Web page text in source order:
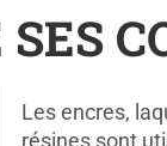
Les encres,
résines sont